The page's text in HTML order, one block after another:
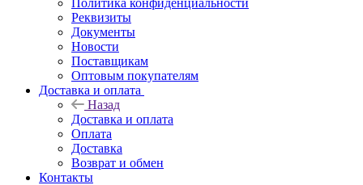
Политика конфиденциальности
Реквизиты
Документы
Новости
Поставщикам
Оптовым покупателям
Доставка и оплата
Назад
Доставка и оплата
Оплата
Доставка
Возврат и обмен
Контакты